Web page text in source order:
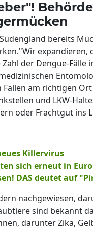
bereits
expandieren,
der Dengue-Fälle
am richtigen
und LKW-
oder Frachtgut ins
Killervirus
sich erneut in
DAS deutet auf
nachgewiesen,
sind bekannt
darunter Zika,